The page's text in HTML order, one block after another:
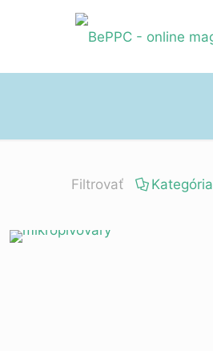
Filtrovať Kategória